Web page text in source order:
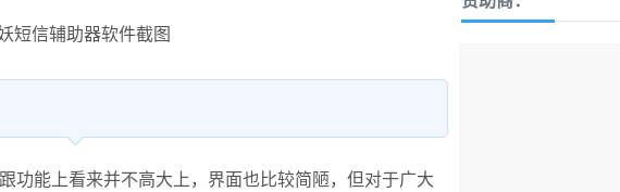
短信辅助器软件截图
功能上看来并不高大上，界面也比较简陋，但对于广大